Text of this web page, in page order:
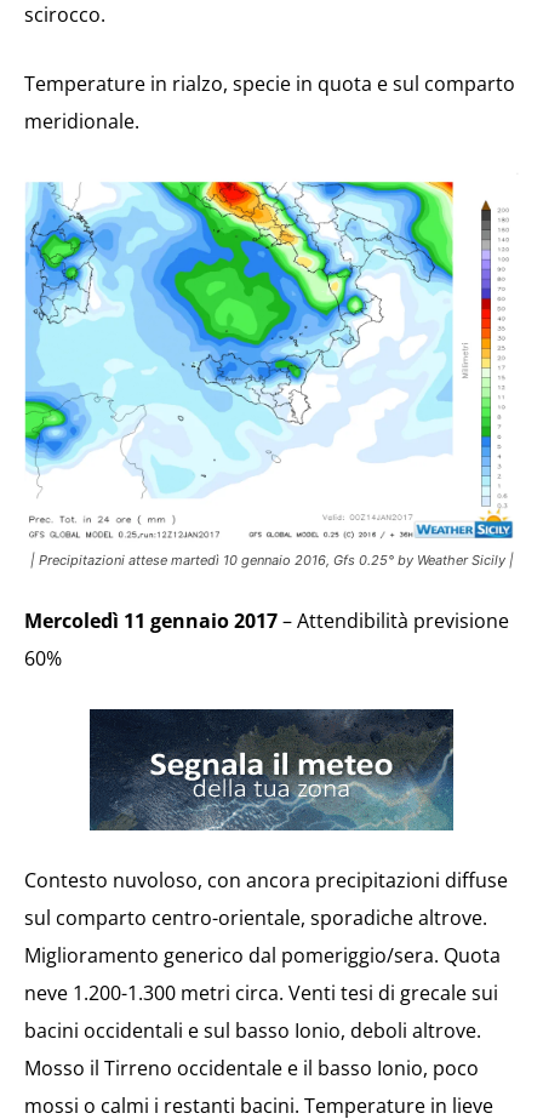
scirocco.
Temperature in rialzo, specie in quota e sul comparto
meridionale.
| Precipitazioni attese martedì 10 gennaio 2016, Gfs 0.25° by Weather Sicily |
Mercoledì 11 gennaio 2017– Attendibilità previsione
60%
Contesto nuvoloso, con ancora precipitazioni diffuse
sul comparto centro-orientale, sporadiche altrove.
Miglioramento generico dal pomeriggio/sera. Quota
neve 1.200-1.300 metri circa. Venti tesi di grecale sui
bacini occidentali e sul basso Ionio, deboli altrove.
Mosso il Tirreno occidentale e il basso Ionio, poco
mossi o calmi i restanti bacini. Temperature in lieve